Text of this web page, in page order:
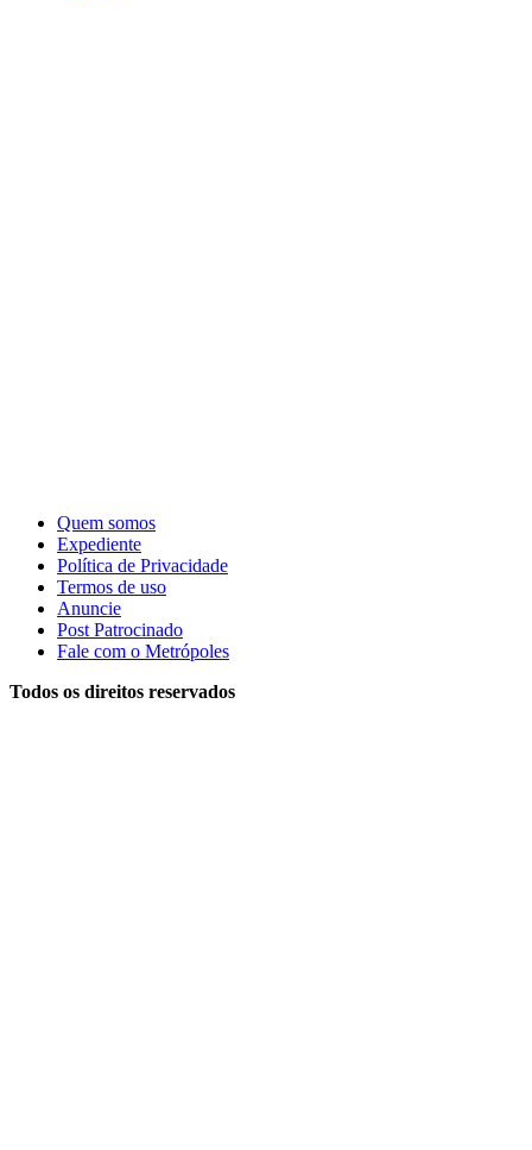
Quem somos
Expediente
Política de Privacidade
Termos de uso
Anuncie
Post Patrocinado
Fale com o Metrópoles
Todos os direitos reservados